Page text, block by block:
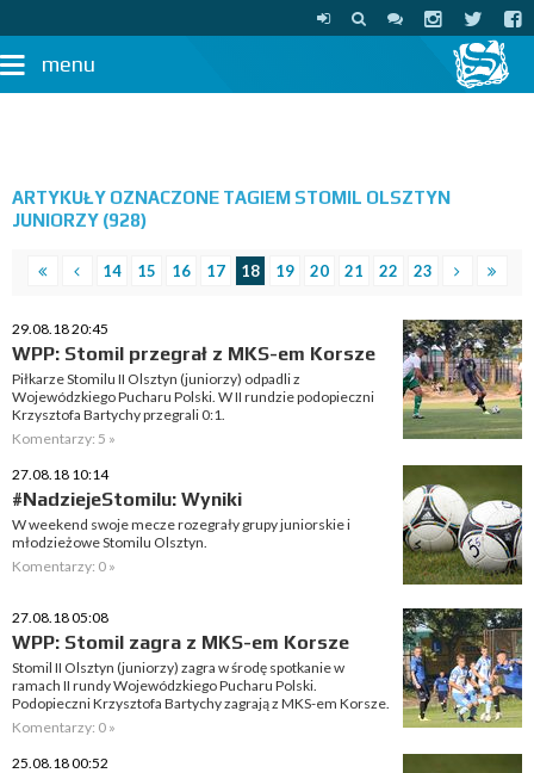
menu
ARTYKUŁY OZNACZONE TAGIEM STOMIL OLSZTYN
JUNIORZY (928)
14 15 16 17 18 19 20 21 22 23
29.08.18 20:45
WPP: Stomil przegrał z MKS-em Korsze
Piłkarze Stomilu II Olsztyn (juniorzy) odpadli z
Wojewódzkiego Pucharu Polski. W II rundzie podopieczni
Krzysztofa Bartychy przegrali 0:1.
Komentarzy: 5 »
27.08.18 10:14
#NadziejeStomilu: Wyniki
W weekend swoje mecze rozegrały grupy juniorskie i
młodzieżowe Stomilu Olsztyn.
Komentarzy: 0 »
27.08.18 05:08
WPP: Stomil zagra z MKS-em Korsze
Stomil II Olsztyn (juniorzy) zagra w środę spotkanie w
ramach II rundy Wojewódzkiego Pucharu Polski.
Podopieczni Krzysztofa Bartychy zagrają z MKS-em Korsze.
Komentarzy: 0 »
25.08.18 00:52